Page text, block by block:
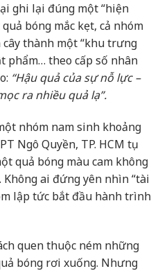
ghi lại đúng một “hiện
bóng mắc kẹt, cả nhóm
cây thành một “khu trưng
phẩm… theo cấp số nhân
“Hậu quả của sự nỗ lực –
ra nhiều quả lạ”.
nhóm nam sinh khoảng
Ngô Quyền, TP. HCM tụ
quả bóng màu cam không
Không ai đứng yên nhìn “tài
lập tức bắt đầu hành trình
quen thuộc ném những
bóng rơi xuống. Nhưng